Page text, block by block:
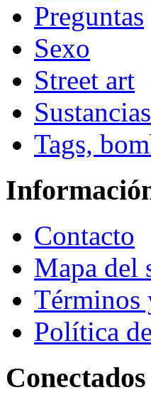
Preguntas
Sexo
Street art
Sustancias
Tags,
Contacto
Mapa del
Términos
Política
Conectados